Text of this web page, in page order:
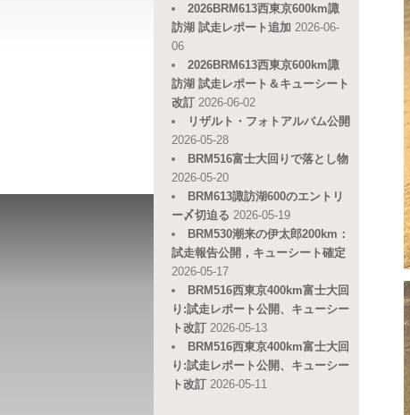
2026BRM613西東京600km諏
訪湖 試走レポート追加 2026-06-
06
2026BRM613西東京600km諏
訪湖 試走レポート＆キューシート
改訂 2026-06-02
リザルト・フォトアルバム公開
2026-05-28
BRM516富士大回りで落とし物
2026-05-20
BRM613諏訪湖600のエントリ
ー〆切迫る 2026-05-19
BRM530潮来の伊太郎200km：
試走報告公開，キューシート確定
2026-05-17
BRM516西東京400km富士大回
り:試走レポート公開、キューシー
ト改訂 2026-05-13
BRM516西東京400km富士大回
り:試走レポート公開、キューシー
ト改訂 2026-05-11